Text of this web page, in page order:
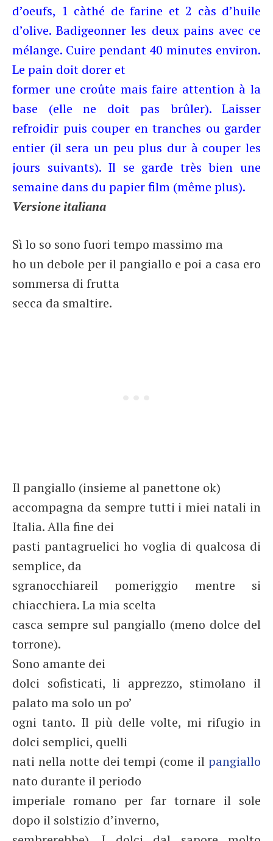
d’oeufs, 1 càthé de farine et 2 càs d’huile
d’olive. Badigeonner les deux pains avec ce
mélange. Cuire pendant 40 minutes environ.
Le pain doit dorer et
former une croûte mais faire attention à la
base (elle ne doit pas brûler). Laisser
refroidir puis couper en tranches ou garder
entier (il sera un peu plus dur à couper les
jours suivants). Il se garde très bien une
semaine dans du papier film (même plus).
Versione italiana
Sì lo so sono fuori tempo massimo ma
ho un debole per il pangiallo e poi a casa ero
sommersa di frutta
secca da smaltire.
Il pangiallo (insieme al panettone ok)
accompagna da sempre tutti i miei natali in
Italia. Alla fine dei
pasti pantagruelici ho voglia di qualcosa di
semplice, da
sgranocchiareil pomeriggio mentre si
chiacchiera. La mia scelta
casca sempre sul pangiallo (meno dolce del
torrone).
Sono amante dei
dolci sofisticati, li apprezzo, stimolano il
palato ma solo un po’
ogni tanto. Il più delle volte, mi rifugio in
dolci semplici, quelli
nati nella notte dei tempi (come il pangiallo
nato durante il periodo
imperiale romano per far tornare il sole
dopo il solstizio d’inverno,